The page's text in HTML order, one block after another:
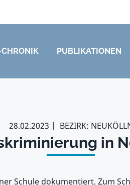
PUBLIKATIONEN
28.02.2023 BEZIRK:
in
Schule dokumentiert. Zum